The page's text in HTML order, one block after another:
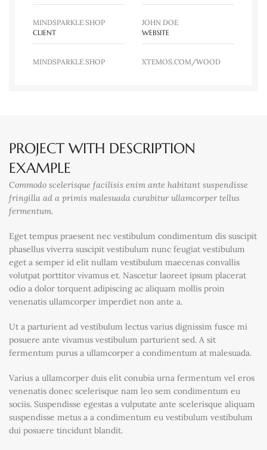
MINDSPARKLE SHOP
JOHN DOE
CLIENT
MINDSPARKLE SHOP
WEBSITE
XTEMOS.COM/WOOD
PROJECT WITH DESCRIPTION
EXAMPLE
Commodo scelerisque facilisis enim ante habitant suspendisse
fringilla ad a primis malesuada curabitur ullamcorper tellus
fermentum.
Eget tempus praesent nec vestibulum condimentum dis suscipit
phasellus viverra suscipit vestibulum nunc feugiat vestibulum
eget a semper id elit nullam vestibulum maecenas convallis
volutpat porttitor vivamus et. Nascetur laoreet ipsum placerat
odio a dolor torquent adipiscing ac aliquam mollis proin
venenatis ullamcorper imperdiet non ante a.
Ut a parturient ad vestibulum lectus varius dignissim fusce mi
posuere ante vivamus vestibulum parturient sed. A sit
fermentum purus a ullamcorper a condimentum at malesuada.
Varius a ullamcorper duis elit conubia urna fermentum vel eros
venenatis donec scelerisque nam leo sem condimentum eu
sociis. Suspendisse egestas a vulputate ante scelerisque aliquam
suspendisse metus a a condimentum eu vestibulum vestibulum
dui posuere tincidunt blandit.